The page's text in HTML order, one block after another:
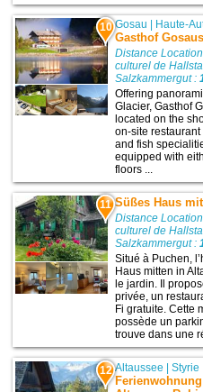
10 Gosau Haute-
Gasthof
Distance
culturel de
Salzkammergut :
Offering
Glacier, Gasthof
located on the
on-site
and fish
equipped with
floors ...
11 Süßes Haus
Distance
culturel de
Salzkammergut :
Situé à Puchen,
Haus mitten in
le jardin. Il
privée, un
Fi gratuite. Cette
possède un
trouve dans une
12 Altaussee |Styrie